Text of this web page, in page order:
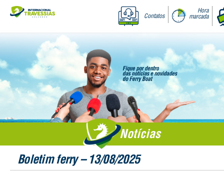
Contatos
Hora
marcada
Notícias
Boletim ferry – 13/08/2025